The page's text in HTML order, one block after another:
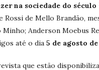
na sociedade do século
de Mello Brandão,
Anderson Moebus
até o dia 5 de agosto
que estão